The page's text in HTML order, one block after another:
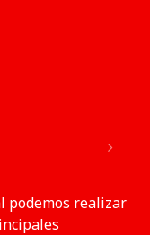
podemos realizar